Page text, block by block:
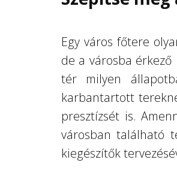
Egy város főtere
de a városba
tér milyen
karbantartott
presztízsét is.
városban található
kiegészítők